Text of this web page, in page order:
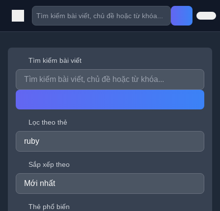
Tìm kiếm bài viết
Lọc theo thẻ
Sắp xếp theo
Thẻ phổ biến